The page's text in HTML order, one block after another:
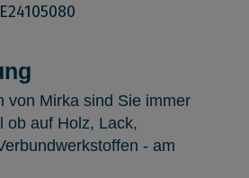
von Mirka sind Sie immer
ob auf Holz, Lack,
- am